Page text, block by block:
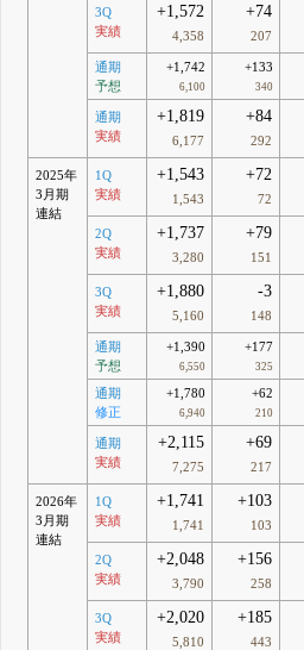
3Q
実績
+1,572
4,358
+74
207
通期
予想
+1,742
6,100
+133
340
通期
実績
+1,819
6,177
+84
292
2025年
3月期
連結
1Q
実績
+1,543
1,543
+72
72
2Q
実績
+1,737
3,280
+79
151
3Q
実績
+1,880
5,160
-3
148
通期
予想
+1,390
6,550
+177
325
通期
修正
+1,780
6,940
+62
210
通期
実績
+2,115
7,275
+69
217
2026年
3月期
連結
1Q
実績
+1,741
1,741
+103
103
2Q
実績
+2,048
3,790
+156
258
3Q
実績
+2,020
5,810
+185
443